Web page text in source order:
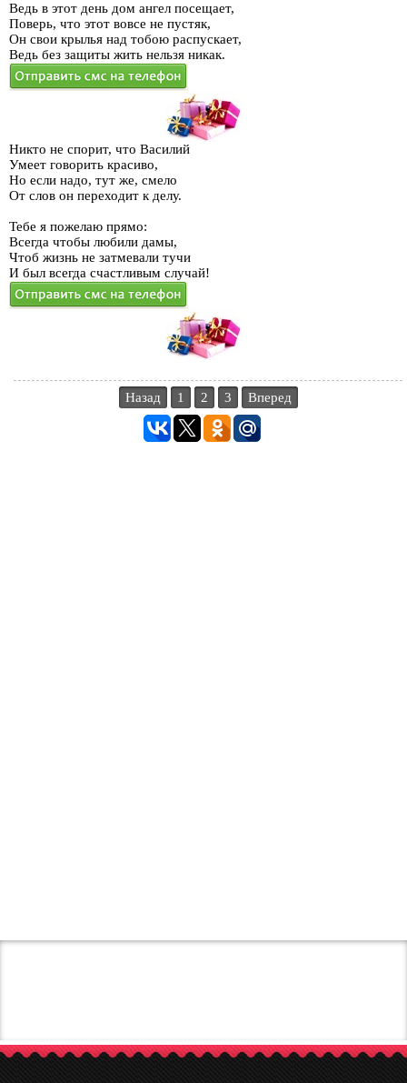
Ведь в этот день дом ангел посещает,
Поверь, что этот вовсе не пустяк,
Он свои крылья над тобою распускает,
Ведь без защиты жить нельзя никак.
Никто не спорит, что Василий
Умеет говорить красиво,
Но если надо, тут же, смело
От слов он переходит к делу.
Тебе я пожелаю прямо:
Всегда чтобы любили дамы,
Чтоб жизнь не затмевали тучи
И был всегда счастливым случай!
Назад 1 2 3 Вперед